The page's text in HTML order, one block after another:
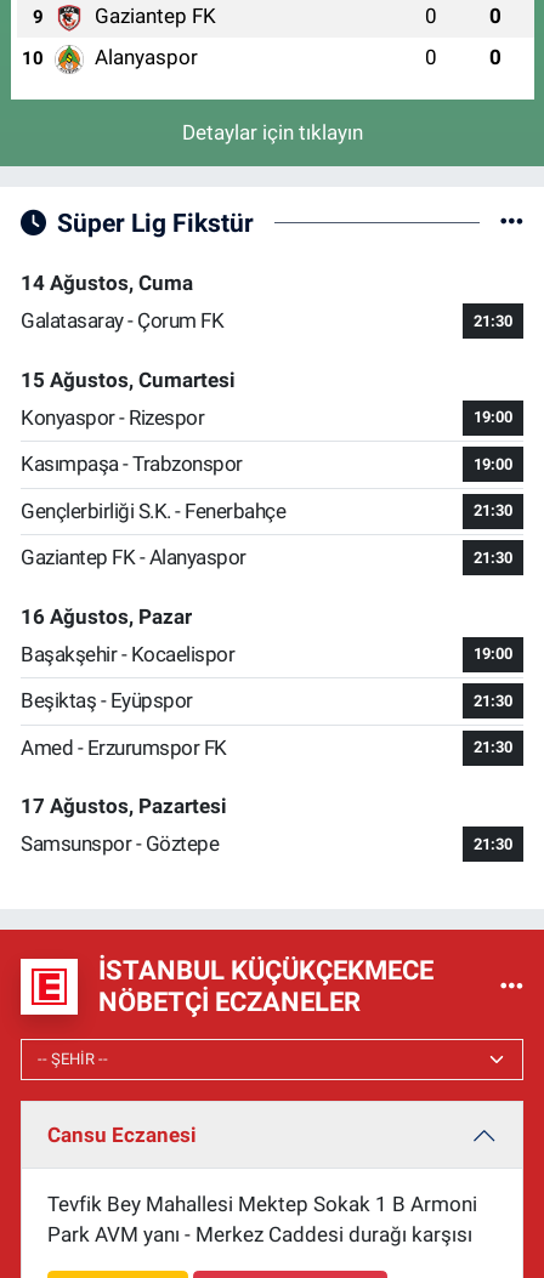
9 Gaziantep FK 0 0
10 Alanyaspor 0 0
Detaylar için tıklayın
Süper Lig Fikstür
14 Ağustos, Cuma
Galatasaray - Çorum FK
21:30
15 Ağustos, Cumartesi
Konyaspor - Rizespor
19:00
Kasımpaşa - Trabzonspor 19:00
Gençlerbirliği S.K. - Fenerbahçe 21:30
Gaziantep FK - Alanyaspor 21:30
16 Ağustos, Pazar
Başakşehir - Kocaelispor
19:00
Beşiktaş - Eyüpspor 21:30
Amed - Erzurumspor FK 21:30
17 Ağustos, Pazartesi
Samsunspor - Göztepe
21:30
İSTANBUL KÜÇÜKÇEKMECE
NÖBETÇI ECZANELER
Cansu Eczanesi
Tevfik Bey Mahallesi Mektep Sokak 1 B Armoni
Park AVM yanı - Merkez Caddesi durağı karşısı